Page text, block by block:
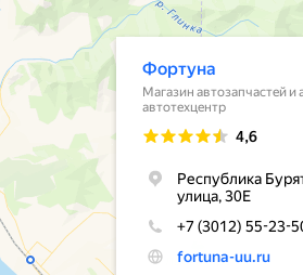
[3]
[47]
[56]
[13]
[259]
[7]
[29]